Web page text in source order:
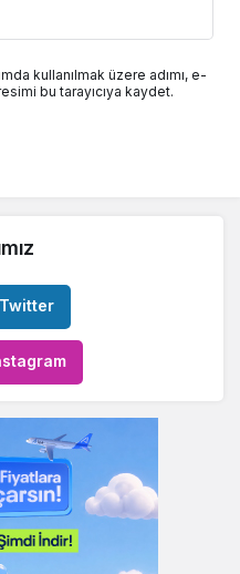
kullanılmak üzere adımı, e-
bu tarayıcıya kaydet.
Twitter